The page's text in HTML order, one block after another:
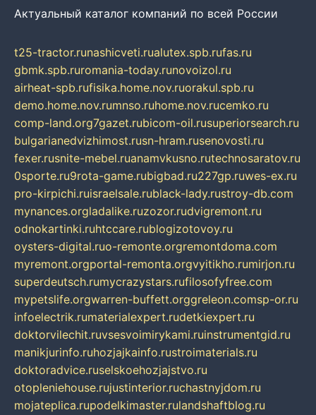
Актуальный каталог компаний по всей России
t25-tractor.runashicveti.rualutex.spb.rufas.ru
gbmk.spb.ruromania-today.runovoizol.ru
airheat-spb.rufisika.home.nov.ruorakul.spb.ru
demo.home.nov.rumnso.ruhome.nov.rucemko.ru
comp-land.org7gazet.rubicom-oil.rusuperiorsearch.ru
bulgarianedvizhimost.rusn-hram.rusenovosti.ru
fexer.rusnite-mebel.ruanamvkusno.rutechnosaratov.ru
0sporte.ru9rota-game.rubigbad.ru227gp.ruwes-ex.ru
pro-kirpichi.ruisraelsale.rublack-lady.rustroy-db.com
mynances.orgladalike.ruzozor.rudvigremont.ru
odnokartinki.ruhtccare.rublogizotovoy.ru
oysters-digital.ruo-remonte.orgremontdoma.com
myremont.orgportal-remonta.orgvyitikho.rumirjon.ru
superdeutsch.rumycrazystars.rufilosofyfree.com
mypetslife.orgwarren-buffett.orggreleon.comsp-or.ru
infoelectrik.rumaterialexpert.rudetkiexpert.ru
doktorvilechit.ruvsesvoimirykami.ruinstrumentgid.ru
manikjurinfo.ruhozjajkainfo.rustroimaterials.ru
doktoradvice.ruselskoehozjajstvo.ru
otopleniehouse.rujustinterior.ruchastnyjdom.ru
mojateplica.rupodelkimaster.rulandshaftblog.ru